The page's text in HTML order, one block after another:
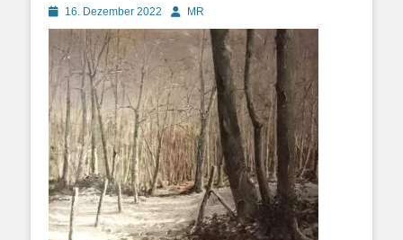
Posted
on
16. Dezember 2022 AutorMR